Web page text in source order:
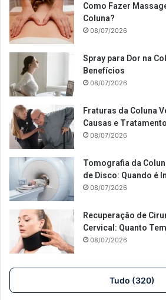
Como Fazer
Coluna?
08/07/2026
Spray para Dor na
Benefícios
08/07/2026
Fraturas da Coluna
Causas e Tratamento
08/07/2026
Tomografia da
de Disco: Quando é
08/07/2026
Recuperação de
Cervical: Quanto
08/07/2026
Tudo (320)